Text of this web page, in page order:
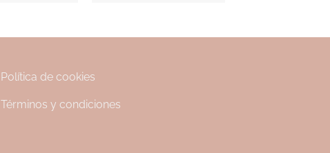
Política de cookies
Términos y condiciones